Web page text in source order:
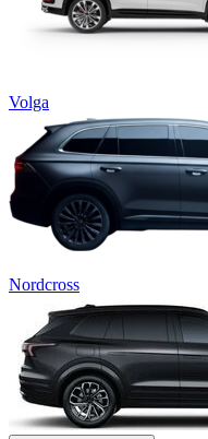
Volga
Nordcross